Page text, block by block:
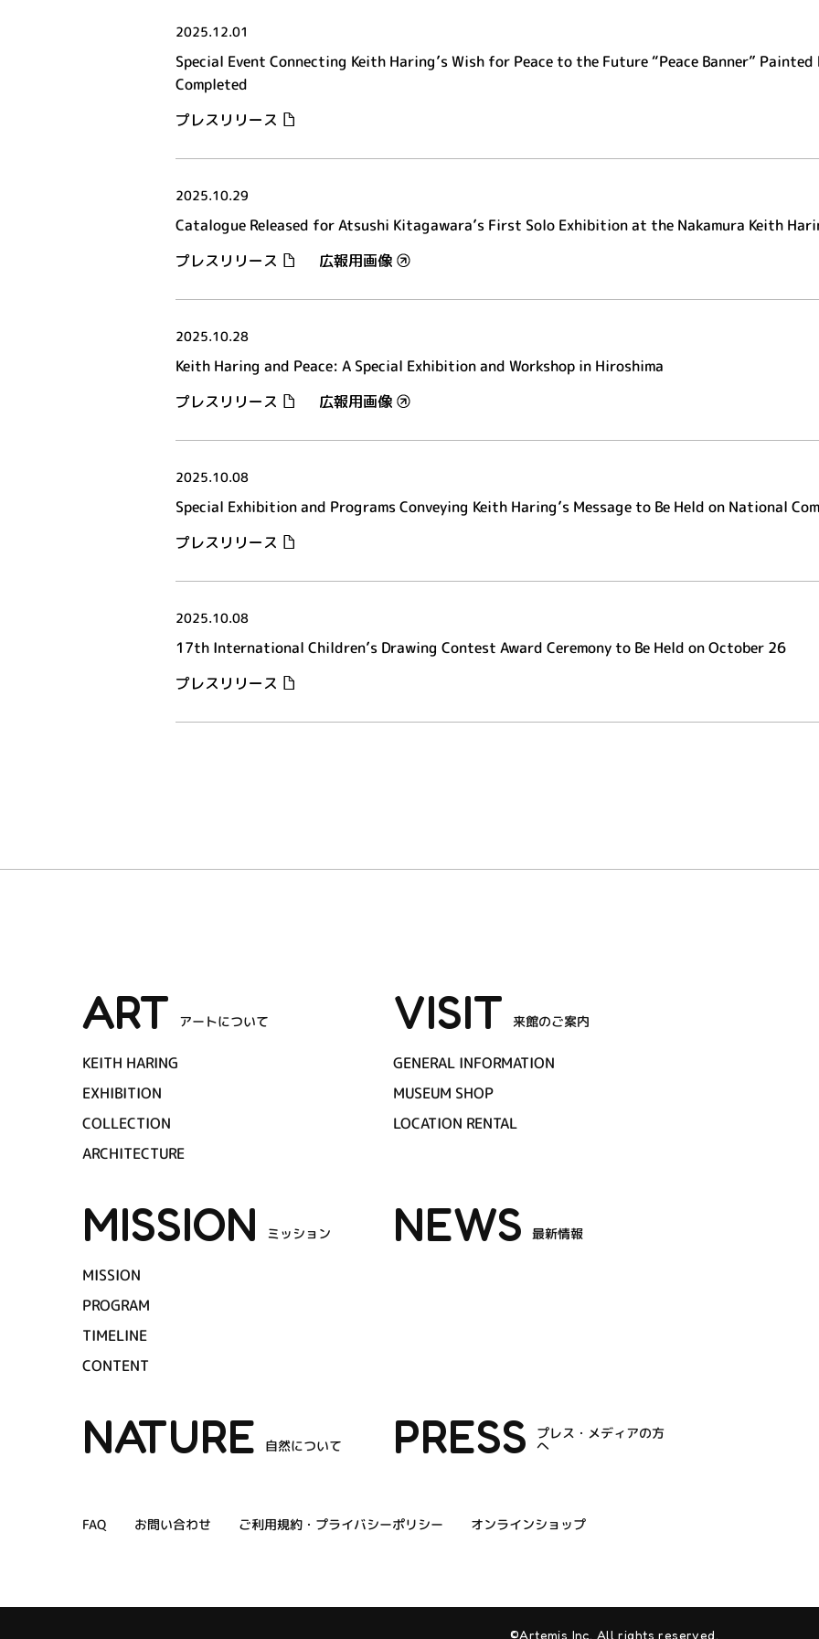
2025.12.01
Special Event Connecting Keith Haring’s Wish for Peace to the Future “Peace Banner”
Completed
プレスリリース
2025.10.29
Catalogue Released for Atsushi Kitagawara’s First Solo Exhibition at the Nakamura Keith
プレスリリース 広報用画像
2025.10.28
Keith Haring and Peace: A Special Exhibition and Workshop in Hiroshima
プレスリリース 広報用画像
2025.10.08
Special Exhibition and Programs Conveying Keith Haring’s Message to Be Held on National
プレスリリース
2025.10.08
17th International Children’s Drawing Contest Award Ceremony to Be Held on October 26
プレスリリース
ART アートについて
KEITH HARING
EXHIBITION
COLLECTION
ARCHITECTURE
VISIT 来館のご案内
GENERAL INFORMATION
MUSEUM SHOP
LOCATION RENTAL
MISSION ミッション
MISSION
PROGRAM
TIMELINE
CONTENT
NEWS 最新情報
NATURE 自然について PRESS プレス・メディアの方
へ
FAQ お問い合わせ ご利用規約・プライバシーポリシー オンラインショップ
©Artemis Inc. All rights reserved.